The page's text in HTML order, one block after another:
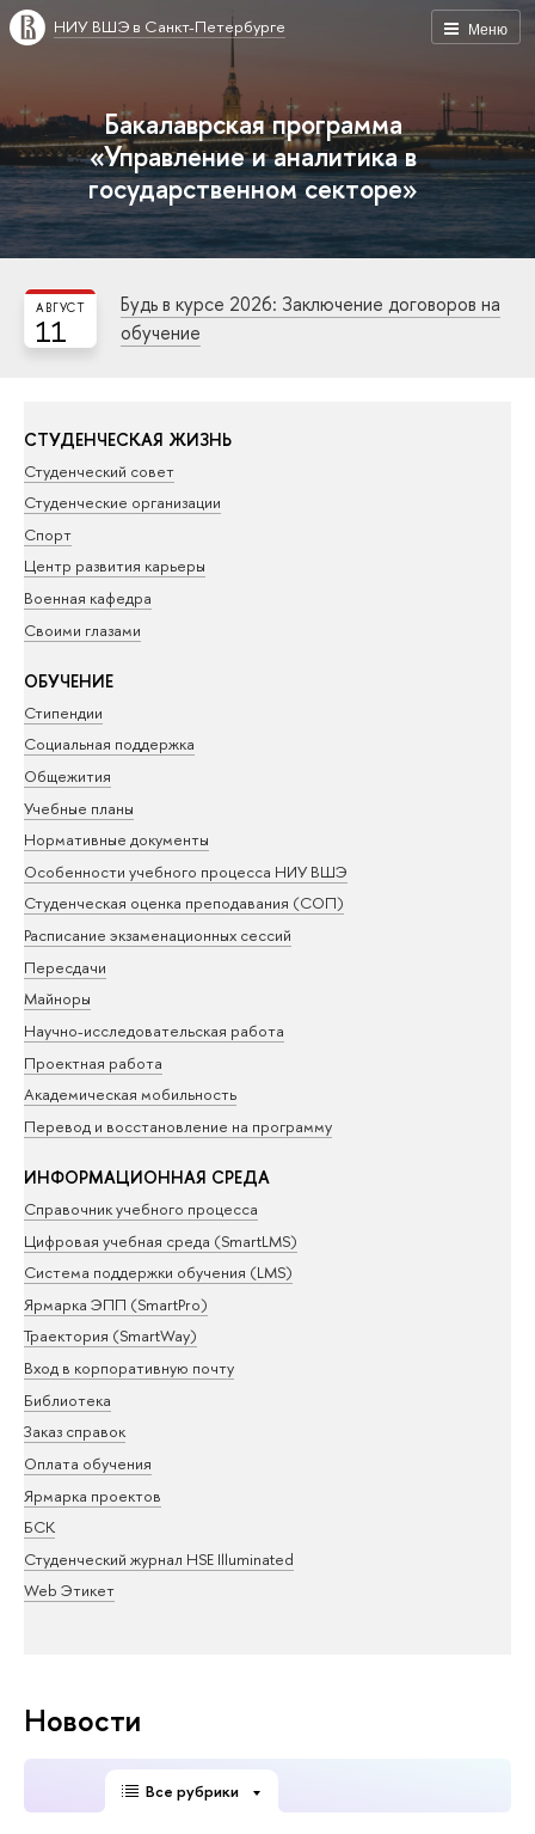
Меню
НИУ ВШЭ в Санкт-Петербурге
Бакалаврская программа
«Управление и аналитика в
государственном секторе»
11
АВГУСТ
Будь в курсе 2026: Заключение договоров на
обучение
СТУДЕНЧЕСКАЯ ЖИЗНЬ
Студенческий совет
Студенческие организации
Спорт
Центр развития карьеры
Военная кафедра
Своими глазами
ОБУЧЕНИЕ
Стипендии
Социальная поддержка
Общежития
Учебные планы
Нормативные документы
Особенности учебного процесса НИУ ВШЭ
Студенческая оценка преподавания (СОП)
Расписание экзаменационных сессий
Пересдачи
Майноры
Научно-исследовательская работа
Проектная работа
Академическая мобильность
Перевод и восстановление на программу
ИНФОРМАЦИОННАЯ СРЕДА
Справочник учебного процесса
Цифровая учебная среда (SmartLMS)
Система поддержки обучения (LMS)
Ярмарка ЭПП (SmartPro)
Траектория (SmartWay)
Вход в корпоративную почту
Библиотека
Заказ справок
Оплата обучения
Ярмарка проектов
БСК
Студенческий журнал HSE Illuminated
Web Этикет
Новости
Все рубрики